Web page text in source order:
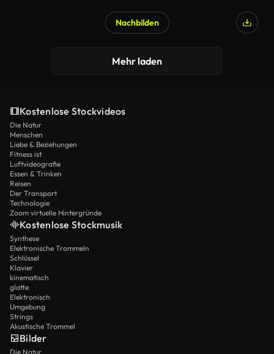
Nachbilden
Mehr laden
Kostenlose Stockvideos
Die Natur
Menschen
Liebe & Beziehungen
Fitness ist
Luftvideografie
Essen & Trinken
Reisen
Der Transport
Technologie
Zoom virtuelle Hintergründe
Kostenlose Stockmusik
Synthese
Elektronische Trommeln
Schlüssel
Klavier
kinematisch
glatte
Elektronisch
Umgebung
Strings
Akustische Trommel
Bilder
Die Natur